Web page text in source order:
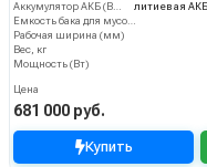
Аккумулятор АКБ (В/А·ч)
Емкость бака для мусора (л)
Рабочая ширина (мм)
Вес, кг
Мощность (Вт)
Цена
681 000 руб.
Купить